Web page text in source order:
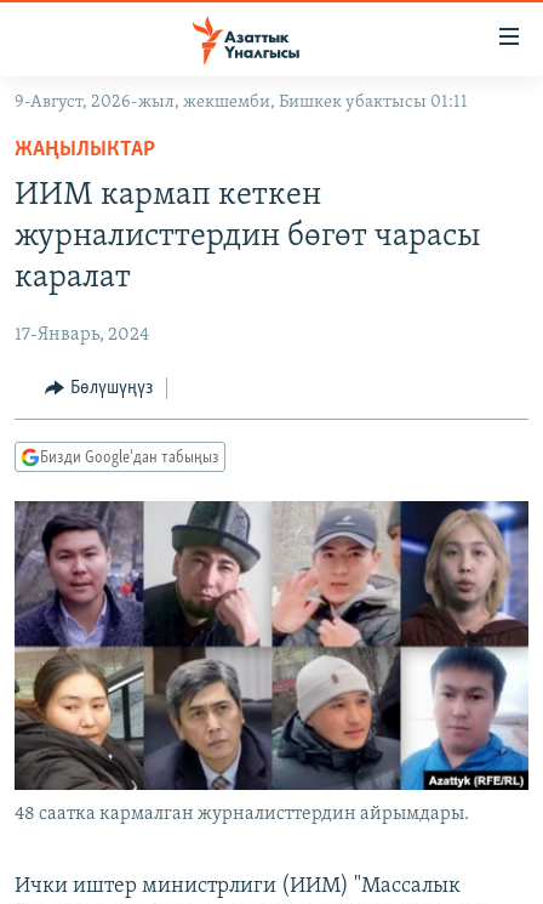
Навигацияга
өтүңүз
Издөөгө
салыңызКЫРГЫЗСТАН
МАДАНИЯТ
УКРАИНА
ТВ ПРОГРАММАЛАР
БҮГҮН АЗАТТЫКТА
ДАНИСТЕ
ЭЖЕ-СИҢДИЛЕР
АЗАТТЫК+
ЫҢГАЙСЫЗ СУРООЛОР
ПОДКАСТ
Русский
ОНЛАЙН ШЕРИНЕ
ЭЕ/АРнун бардык сайттары
9-Август, 2026-жыл, жекшемби, Бишкек убактысы 01:11
ЖАҢЫЛЫКТАР
ИИМ кармап кеткен
журналисттердин бөгөт чарасы
каралат
17-Январь, 2024
Бөлүшүңүз
Бизди Google'дан табыңыз
48 саатка кармалган журналисттердин айрымдары.
Ички иштер министрлиги (ИИМ) "Массалык